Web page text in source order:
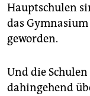
Hauptschulen
das
geworden.
Und die
dahingehend